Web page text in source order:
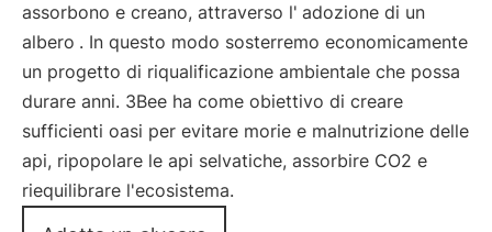
assorbono e creano, attraverso l' adozione di un
albero . In questo modo sosterremo economicamente
un progetto di riqualificazione ambientale che possa
durare anni. 3Bee ha come obiettivo di creare
sufficienti oasi per evitare morie e malnutrizione delle
api, ripopolare le api selvatiche, assorbire CO2 e
riequilibrare l'ecosistema.